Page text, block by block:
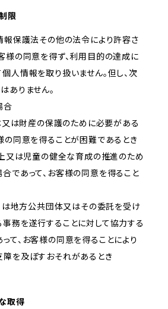
限
報保護法その他の法令により許容さ
様の同意を得ず、利用目的の達成に
人情報を取り扱いません。但し、次
ありません。
合
又は財産の保護のために必要がある
の同意を得ることが困難であるとき
上又は児童の健全な育成の推進のため
であって、お客様の同意を得ること
は地方公共団体又はその委託を受け
務を遂行することに対して協力する
て、お客様の同意を得ることにより
を及ぼすおそれがあるとき
取得